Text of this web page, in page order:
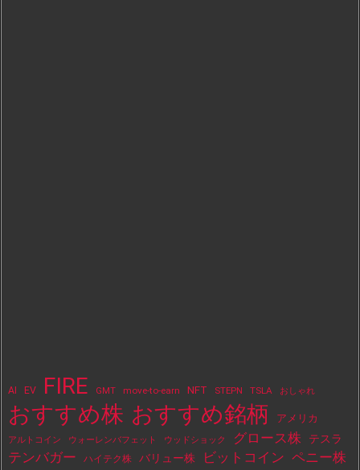
AI EV FIRE GMT move-to-earn NFT STEPN TSLA おしゃれ
おすすめ株 おすすめ銘柄 アメリカ
アルトコイン ウォーレンバフェット ウッドショック グロース株 テスラ
テンバガー ハイテク株 バリュー株 ビットコイン ペニー株